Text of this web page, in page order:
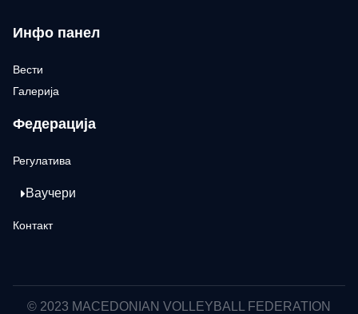
Инфо панел
Вести
Галерија
Федерација
Регулатива
Ваучери
Контакт
© 2023 MACEDONIAN VOLLEYBALL FEDERATION